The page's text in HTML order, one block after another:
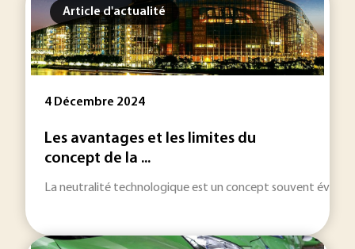
Article d'actualité
4 Décembre 2024
Les avantages et les limites du
concept de la ...
La neutralité technologique est un concept souvent